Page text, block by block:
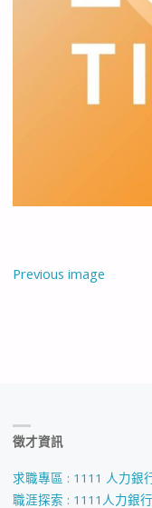
Previous image
徵才資訊
求職專區 : 1111 人力銀
職涯探索 : 1111人力銀